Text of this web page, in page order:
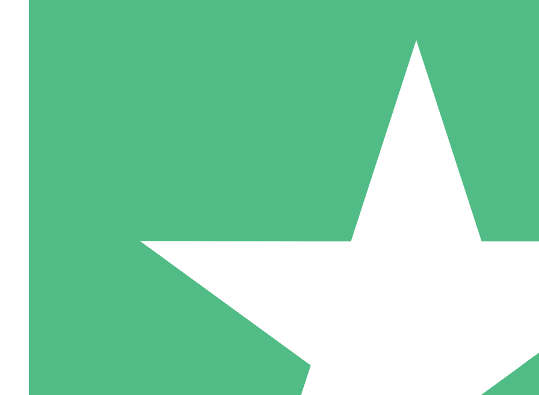
5 Descargas
15